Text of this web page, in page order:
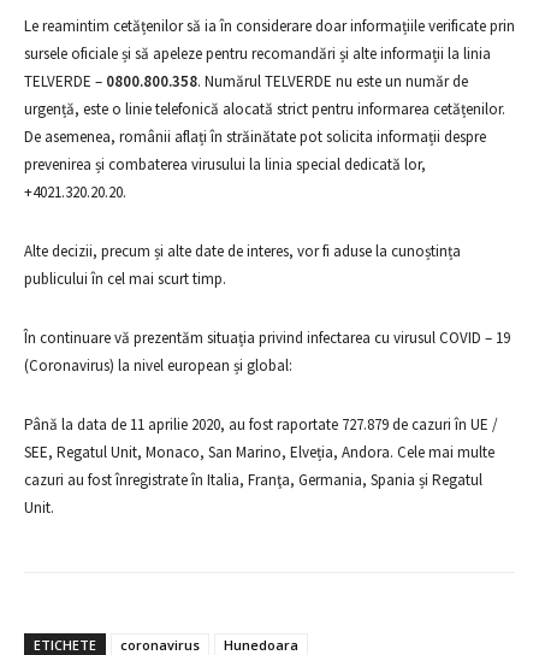
Le reamintim cetățenilor să ia în considerare doar informațiile verificate prin
sursele oficiale și să apeleze pentru recomandări și alte informații la linia
TELVERDE – 0800.800.358. Numărul TELVERDE nu este un număr de
urgență, este o linie telefonică alocată strict pentru informarea cetățenilor.
De asemenea, românii aflați în străinătate pot solicita informații despre
prevenirea și combaterea virusului la linia special dedicată lor,
+4021.320.20.20.
Alte decizii, precum și alte date de interes, vor fi aduse la cunoștința
publicului în cel mai scurt timp.
În continuare vă prezentăm situația privind infectarea cu virusul COVID – 19
(Coronavirus) la nivel european și global:
Până la data de 11 aprilie 2020, au fost raportate 727.879de cazuri în UE /
SEE, Regatul Unit, Monaco, San Marino, Elveția, Andora. Cele mai multe
cazuri au fost înregistrate în Italia, Franţa, Germania, Spania și Regatul
Unit.
ETICHETE coronavirus Hunedoara